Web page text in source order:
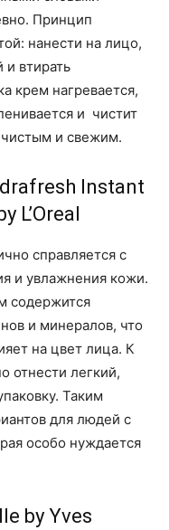
Принцип
нанести на лицо,
и втирать
крем нагревается,
и чистит
чистым и свежим.
Instant
L’Oreal
справляется с
и увлажнения кожи.
содержится
и минералов, что
на цвет лица. К
отнести легкий,
Таким
для людей с
особо нуждается
by Yves